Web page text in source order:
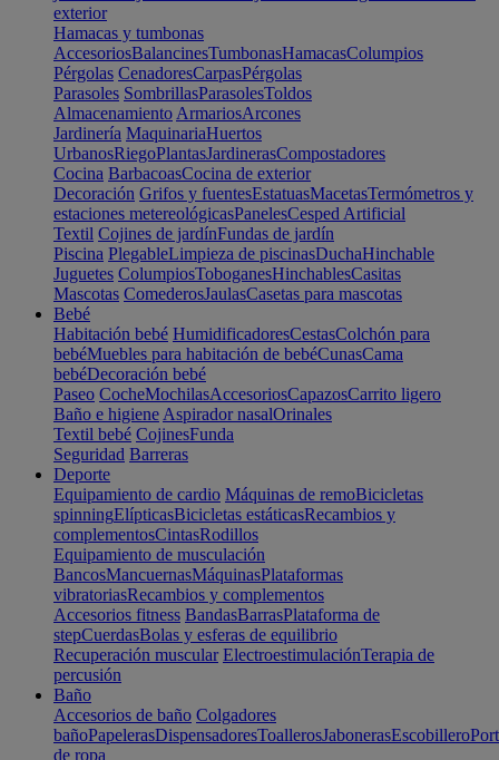
exterior
Hamacas y tumbonas
AccesoriosBalancinesTumbonasHamacasColumpios
Pérgolas CenadoresCarpasPérgolas
Parasoles SombrillasParasolesToldos
Almacenamiento ArmariosArcones
Jardinería MaquinariaHuertos
UrbanosRiegoPlantasJardinerasCompostadores
Cocina BarbacoasCocina de exterior
Decoración Grifos y fuentesEstatuasMacetasTermómetros y
estaciones metereológicasPanelesCesped Artificial
Textil Cojines de jardínFundas de jardín
Piscina PlegableLimpieza de piscinasDuchaHinchable
Juguetes ColumpiosToboganesHinchablesCasitas
Mascotas ComederosJaulasCasetas para mascotas
Bebé
Habitación bebé HumidificadoresCestasColchón para
bebéMuebles para habitación de bebéCunasCama
bebéDecoración bebé
Paseo CocheMochilasAccesoriosCapazosCarrito ligero
Baño e higiene Aspirador nasalOrinales
Textil bebé CojinesFunda
Seguridad Barreras
Deporte
Equipamiento de cardio Máquinas de remoBicicletas
spinningElípticasBicicletas estáticasRecambios y
complementosCintasRodillos
Equipamiento de musculación
BancosMancuernasMáquinasPlataformas
vibratoriasRecambios y complementos
Accesorios fitness BandasBarrasPlataforma de
stepCuerdasBolas y esferas de equilibrio
Recuperación muscular ElectroestimulaciónTerapia de
percusión
Baño
Accesorios de baño Colgadores
bañoPapelerasDispensadoresToallerosJabonerasEscobillero
de ropa